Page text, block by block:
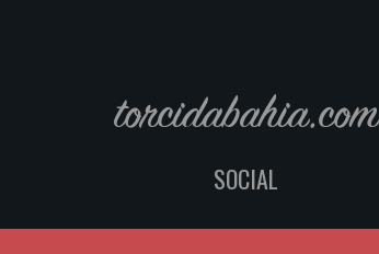
torcidabahia.com
SOCIAL